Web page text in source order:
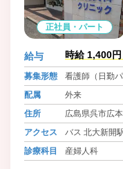
正社員・パート
給与 時給 1,400
募集形態
看護師（日勤パ
配属
外来
住所
広島県呉市広
アクセス
バス 北大新開
診療科目
産婦人科